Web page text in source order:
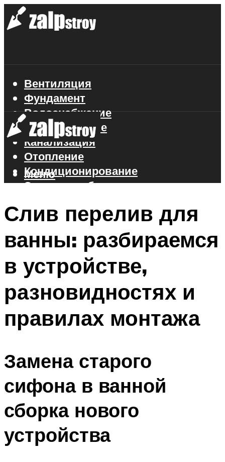
Вентиляция
Фундамент
Водоснабжение
Газоснабжение
Канализация
Отопление
Кондиционирование
Электроснабжение
Меню
Меню
Слив перелив для
ванны: разбираемся
в устройстве,
разновидностях и
правилах монтажа
Замена старого
сифона в ванной
сборка нового
устройства